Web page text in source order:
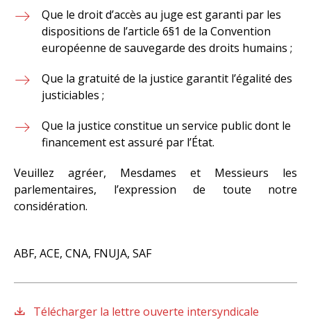
Que le droit d’accès au juge est garanti par les
dispositions de l’article 6§1 de la Convention
européenne de sauvegarde des droits humains ;
Que la gratuité de la justice garantit l’égalité des
justiciables ;
Que la justice constitue un service public dont le
financement est assuré par l’État.
Veuillez agréer, Mesdames et Messieurs les
parlementaires, l’expression de toute notre
considération.
ABF, ACE, CNA, FNUJA, SAF
Télécharger la lettre ouverte intersyndicale